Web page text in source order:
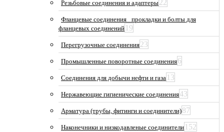
Резьбовые соединения и адаптеры22
Фланцевые соединения_ прокладки и болты для
фланцевых соединений 19
Перегрузочные соединения23
Промышленные поворотные соединения6
Соединения для добычи нефти и газа 13
Нержавеющие гигиенические соединения43
Арматура (трубы, фитинги и соединители)87
Наконечники и низкодавленые соединители 152